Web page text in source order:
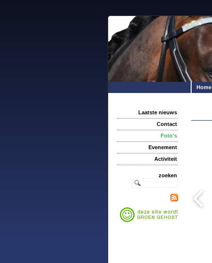
Home
Laatste nieuws
Contact
Foto's
Evenement
Activiteit
zoeken